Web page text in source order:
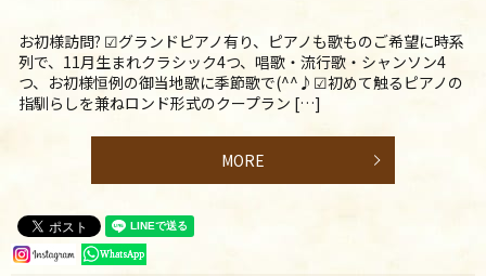
お初様訪問? ☑グランドピアノ有り、ピアノも歌ものご希望に時系
列で、11月生まれクラシック4つ、唱歌・流行歌・シャンソン4
つ、お初様恒例の御当地歌に季節歌で(^^♪☑初めて触るピアノの
指馴らしを兼ねロンド形式のクープラン […]
MORE